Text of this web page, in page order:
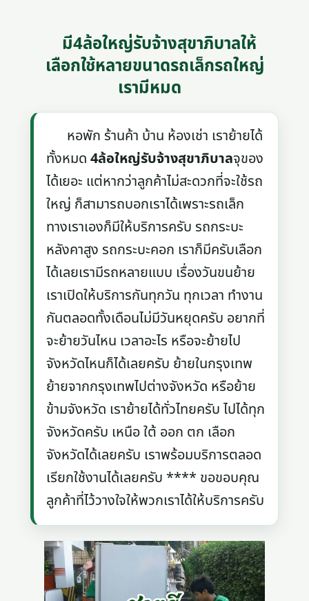
มี4ล้อใหญ่รับจ้างสุขาภิบาลให้
เลือกใช้หลายขนาดรถเล็กรถใหญ่
เรามีหมด
หอพัก ร้านค้า บ้าน ห้องเช่า เราย้ายได้
ทั้งหมด4ล้อใหญ่รับจ้างสุขาภิบาลจุของ
ได้เยอะ แต่หากว่าลูกค้าไม่สะดวกที่จะใช้รถ
ใหญ่ ก็สามารถบอกเราได้เพราะรถเล็ก
ทางเราเองก็มีให้บริการครับ รถกระบะ
หลังคาสูง รถกระบะคอก เราก็มีครับเลือก
ได้เลยเรามีรถหลายแบบ เรื่องวันขนย้าย
เราเปิดให้บริการกันทุกวัน ทุกเวลา ทำงาน
กันตลอดทั้งเดือนไม่มีวันหยุดครับ อยากที่
จะย้ายวันไหน เวลาอะไร หรือจะย้ายไป
จังหวัดไหนก็ได้เลยครับ ย้ายในกรุงเทพ
ย้ายจากกรุงเทพไปต่างจังหวัด หรือย้าย
ข้ามจังหวัด เราย้ายได้ทั่วไทยครับ ไปได้ทุก
จังหวัดครับ เหนือ ใต้ ออก ตก เลือก
จังหวัดได้เลยครับ เราพร้อมบริการตลอด
เรียกใช้งานได้เลยครับ **** ขอขอบคุณ
ลูกค้าที่ไว้วางใจให้พวกเราได้ให้บริการครับ